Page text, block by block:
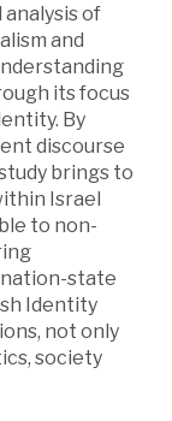
analysis of
and
its focus
By
discourse
brings to
Israel
to non-
nation-state
Identity
not only
society